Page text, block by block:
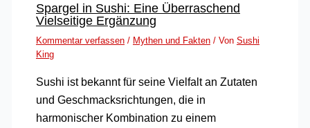
Spargel in Sushi: Eine Überraschend
Vielseitige Ergänzung
Kommentar verfassen / Mythen und Fakten/ Von Sushi
King
Sushi ist bekannt für seine Vielfalt an Zutaten
und Geschmacksrichtungen, die in
harmonischer Kombination zu einem